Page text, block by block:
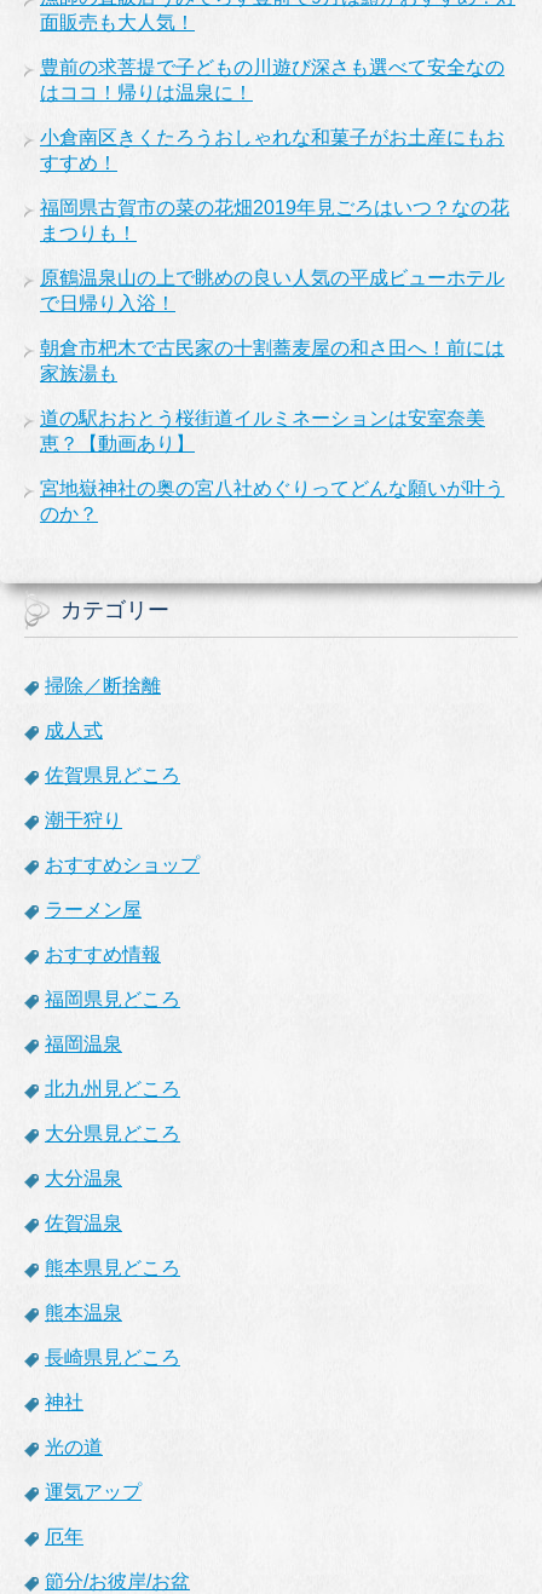
面販売も大人気！
豊前の求菩提で子どもの川遊び深さも選べて安全なの
はココ！帰りは温泉に！
小倉南区きくたろうおしゃれな和菓子がお土産にもお
すすめ！
福岡県古賀市の菜の花畑2019年見ごろはいつ？なの花
まつりも！
原鶴温泉山の上で眺めの良い人気の平成ビューホテル
で日帰り入浴！
朝倉市杷木で古民家の十割蕎麦屋の和さ田へ！前には
家族湯も
道の駅おおとう桜街道イルミネーションは安室奈美
恵？【動画あり】
宮地嶽神社の奥の宮八社めぐりってどんな願いが叶う
のか？
カテゴリー
掃除／断捨離
成人式
佐賀県見どころ
潮干狩り
おすすめショップ
ラーメン屋
おすすめ情報
福岡県見どころ
福岡温泉
北九州見どころ
大分県見どころ
大分温泉
佐賀温泉
熊本県見どころ
熊本温泉
長崎県見どころ
神社
光の道
運気アップ
厄年
節分/お彼岸/お盆